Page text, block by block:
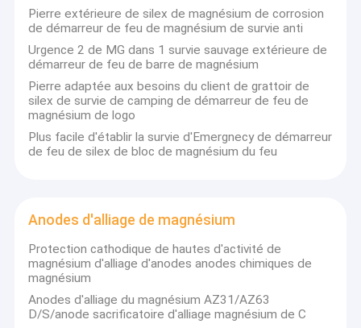
Pierre extérieure de silex de magnésium de corrosion
de démarreur de feu de magnésium de survie anti
Urgence 2 de MG dans 1 survie sauvage extérieure de
démarreur de feu de barre de magnésium
Pierre adaptée aux besoins du client de grattoir de
silex de survie de camping de démarreur de feu de
magnésium de logo
Plus facile d'établir la survie d'Emergnecy de démarreur
de feu de silex de bloc de magnésium du feu
Anodes d'alliage de magnésium
Protection cathodique de hautes d'activité de
magnésium d'alliage d'anodes anodes chimiques de
magnésium
Anodes d'alliage du magnésium AZ31/AZ63
D/S/anode sacrificatoire d'alliage magnésium de C
AZ80-Bar
AZ91D-Bar
AZ91D-Slab